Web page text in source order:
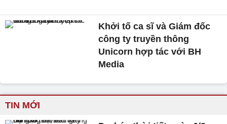
Khởi tố ca sĩ và Giám đốc
công ty truyền thông
Unicorn hợp tác với BH
Media
TIN MỚI